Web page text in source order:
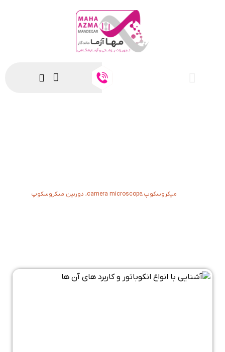
میکروسکوپ،camera microscope، دوربین میکروسکوپ